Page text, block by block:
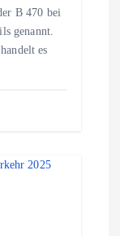
B 470 bei
genannt.
es